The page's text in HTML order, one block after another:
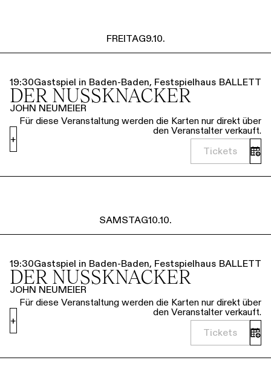
FREITAG9.10.
19:30Gastspiel in Baden-Baden, Festspielhaus BALLETT
DER NUSSKNACKER
JOHN NEUMEIER
Für diese Veranstaltung werden die Karten nur direkt über
den Veranstalter verkauft.
Tickets
+
SAMSTAG10.10.
19:30Gastspiel in Baden-Baden, Festspielhaus BALLETT
DER NUSSKNACKER
JOHN NEUMEIER
Für diese Veranstaltung werden die Karten nur direkt über
den Veranstalter verkauft.
Tickets
+